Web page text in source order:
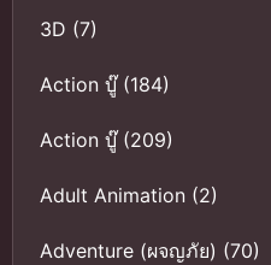
ตามหาคุณพ่อ
พากย์ไทย
3D (7)
Action บู๊(184)
Action บู๊(209)
Adult Animation (2)
Adventure (ผจญภัย) (70)